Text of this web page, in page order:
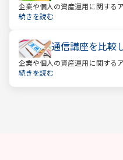
企業や個人の資産運用に関する
計を提案するファイナンシャルプ
続きを読む
通信講座を比較
企業や個人の資産運用に関する
計を提案するファイナンシャルプ
続きを読む